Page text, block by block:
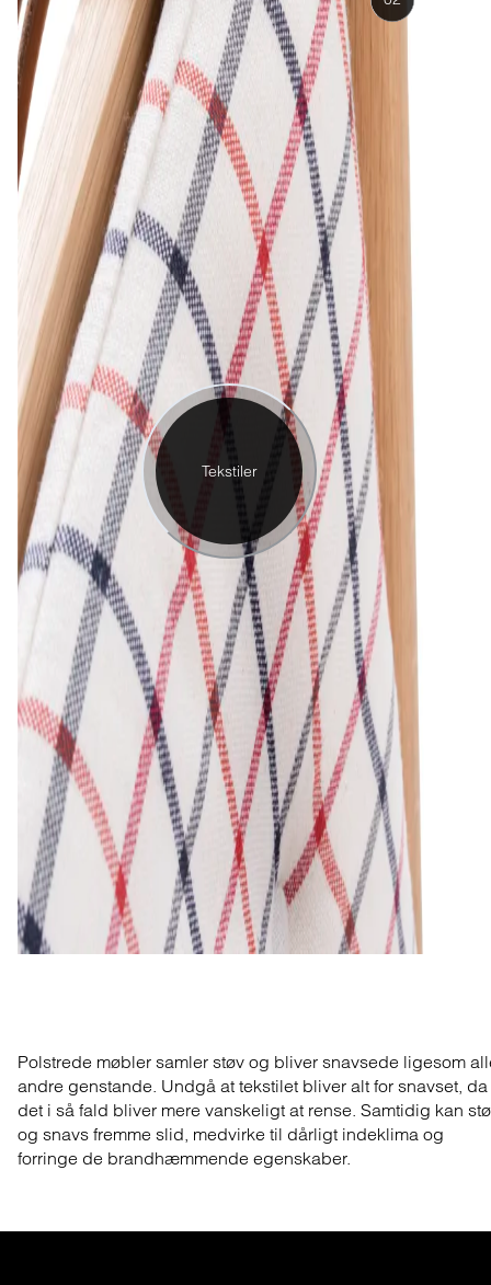
Tekstiler
Polstrede møbler samler støv og bliver snavsede ligesom
andre genstande. Undgå at tekstilet bliver alt for snavset, da
det i så fald bliver mere vanskeligt at rense. Samtidig kan
og snavs fremme slid, medvirke til dårligt indeklima og
forringe de brandhæmmende egenskaber.